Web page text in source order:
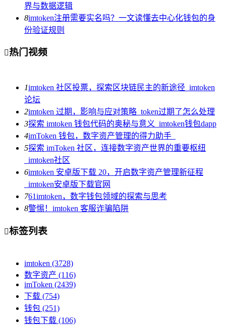
界与数据逻辑
8imtoken注册需要实名吗？一文读懂去中心化钱包的身
份验证规则
热门视频
1imtoken 社区投票，探索区块链民主的新途径_imtoken
论坛
2imtoken 过期，影响与应对策略_token过期了怎么处理
3探索 imtoken 钱包代码的奥秘与意义_imtoken钱包dapp
4imToken 钱包，数字资产管理的得力助手_
5探索 imToken 社区，连接数字资产世界的重要枢纽
_imtoken社区
6imtoken 安卓版下载 20，开启数字资产管理新征程
_imtoken安卓版下载官网
761imtoken，数字钱包领域的探索与思考
8警惕！imtoken 客服诈骗陷阱
标签列表
imtoken (3728)
数字资产 (116)
imToken (2439)
下载 (754)
钱包 (251)
钱包下载 (106)